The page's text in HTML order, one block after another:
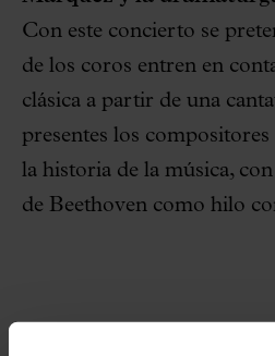
Con este concierto se
de los coros entren en
clásica a partir de una
presentes los
la historia de la música,
de Beethoven como hilo